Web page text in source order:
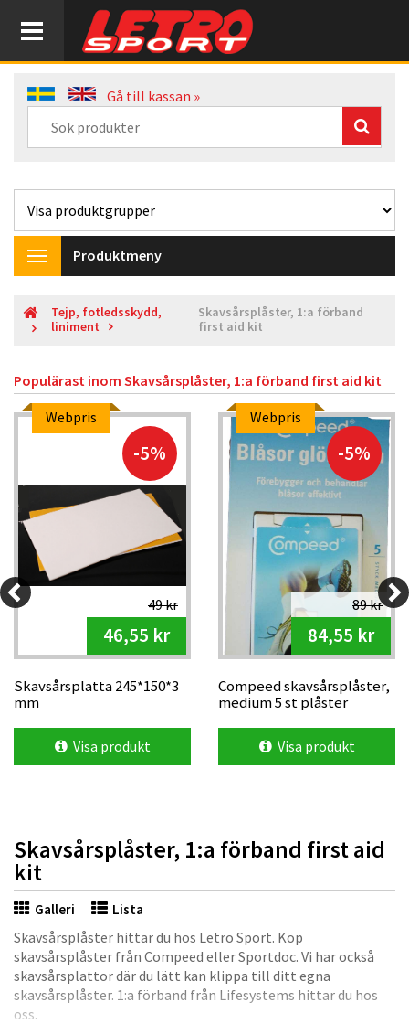
Gå till kassan »
Toggle
navigation
Produktmeny
Tejp, fotledsskydd,
liniment
Skavsårsplåster, 1:a förband
first aid kit
Populärast inom Skavsårsplåster, 1:a förband first aid kit
Webpris
-5%
49 kr
46,55 kr
Skavsårsplatta 245*150*3
mm
Visa produkt
Webpris
-5%
89 kr
84,55 kr
Compeed skavsårsplåster,
medium 5 st plåster
Visa produkt
Skavsårsplåster, 1:a förband first aid
kit
Galleri Lista
Skavsårsplåster hittar du hos Letro Sport. Köp
skavsårsplåster från Compeed eller Sportdoc. Vi har också
skavsårsplattor där du lätt kan klippa till ditt egna
skavsårsplåster. 1:a förband från Lifesystems hittar du hos
oss.